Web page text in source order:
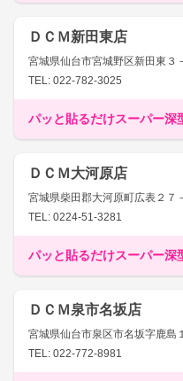
ＤＣＭ新田東店
宮城県仙台市宮城野区新田東３
TEL: 022-782-3025
パッと貼るだけスーパー深
ＤＣＭ大河原店
宮城県柴田郡大河原町広表２７
TEL: 0224-51-3281
パッと貼るだけスーパー深
ＤＣＭ泉市名坂店
宮城県仙台市泉区市名坂字鹿島
TEL: 022-772-8981